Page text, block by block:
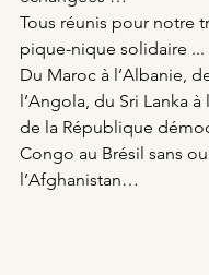
Tous réunis pour notre
pique-nique solidaire ...
Du Maroc à l’Albanie,
l’Angola, du Sri Lanka
de la République
Congo au Brésil sans
l’Afghanistan…